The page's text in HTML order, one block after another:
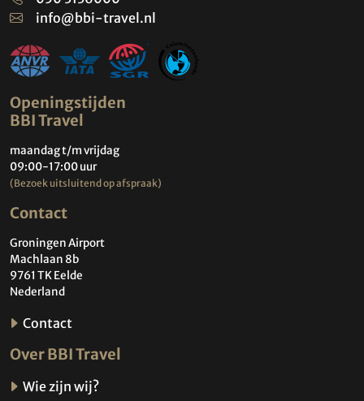
info@bbi-travel.nl
Openingstijden
BBI Travel
maandag t/m vrijdag
09:00-17:00 uur
(Bezoek uitsluitend op afspraak)
Contact
Groningen Airport
Machlaan 8b
9761 TK Eelde
Nederland
Contact
Over BBI Travel
Wie zijn wij?